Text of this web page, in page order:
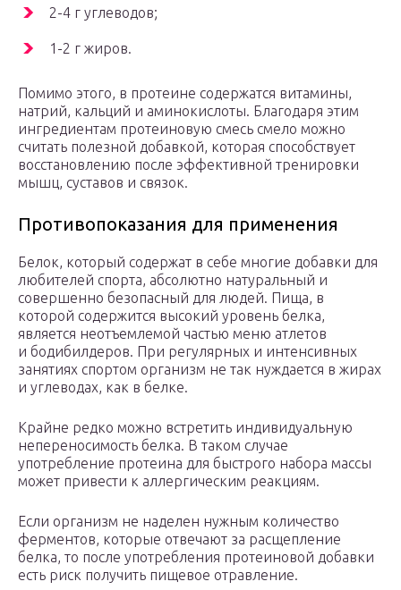
2-4 г углеводов;
1-2 г жиров.
Помимо этого, в протеине содержатся витамины,
натрий, кальций и аминокислоты. Благодаря этим
ингредиентам протеиновую смесь смело можно
считать полезной добавкой, которая способствует
восстановлению после эффективной тренировки
мышц, суставов и связок.
Противопоказания для применения
Белок, который содержат в себе многие добавки для
любителей спорта, абсолютно натуральный и
совершенно безопасный для людей. Пища, в
которой содержится высокий уровень белка,
является неотъемлемой частью меню атлетов
и бодибилдеров. При регулярных и интенсивных
занятиях спортом организм не так нуждается в жирах
и углеводах, как в белке.
Крайне редко можно встретить индивидуальную
непереносимость белка. В таком случае
употребление протеина для быстрого набора массы
может привести к аллергическим реакциям.
Если организм не наделен нужным количество
ферментов, которые отвечают за расщепление
белка, то после употребления протеиновой добавки
есть риск получить пищевое отравление.